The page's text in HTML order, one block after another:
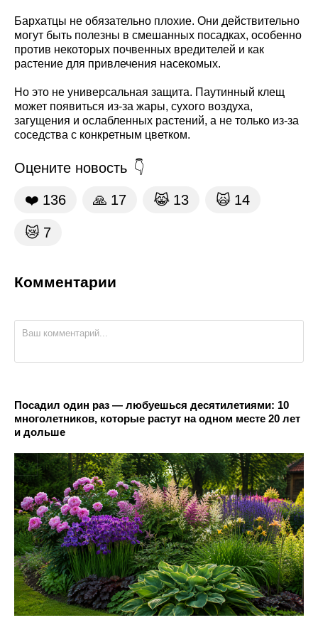
Бархатцы не обязательно плохие. Они действительно
могут быть полезны в смешанных посадках, особенно
против некоторых почвенных вредителей и как
растение для привлечения насекомых.
Но это не универсальная защита. Паутинный клещ
может появиться из-за жары, сухого воздуха,
загущения и ослабленных растений, а не только из-за
соседства с конкретным цветком.
Оцените новость
❤️ 136 🙏 17 😹 13 🙀 14
😿 7
Комментарии
Посадил один раз — любуешься десятилетиями: 10
многолетников, которые растут на одном месте 20 лет
и дольше